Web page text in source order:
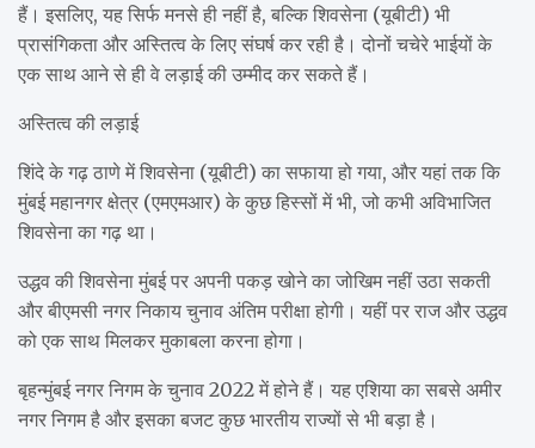
हैं। इसलिए, यह सिर्फ मनसे ही नहीं है, बल्कि शिवसेना (यूबीटी) भी
प्रासंगिकता और अस्तित्व के लिए संघर्ष कर रही है। दोनों चचेरे भाईयों के
एक साथ आने से ही वे लड़ाई की उम्मीद कर सकते हैं।
अस्तित्व की लड़ाई
शिंदे के गढ़ ठाणे में शिवसेना (यूबीटी) का सफाया हो गया, और यहां तक ​​कि
मुंबई महानगर क्षेत्र (एमएमआर) के कुछ हिस्सों में भी, जो कभी अविभाजित
शिवसेना का गढ़ था।
उद्धव की शिवसेना मुंबई पर अपनी पकड़ खोने का जोखिम नहीं उठा सकती
और बीएमसी नगर निकाय चुनाव अंतिम परीक्षा होगी। यहीं पर राज और उद्धव
को एक साथ मिलकर मुकाबला करना होगा।
बृहन्मुंबई नगर निगम के चुनाव 2022 में होने हैं। यह एशिया का सबसे अमीर
नगर निगम है और इसका बजट कुछ भारतीय राज्यों से भी बड़ा है।